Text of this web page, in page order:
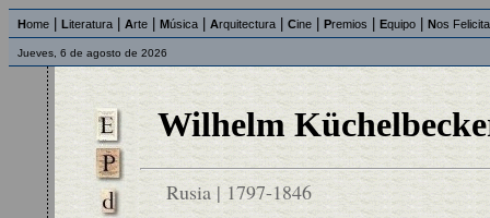
Home Literatura Arte Música Arquitectura Cine Premios Equipo Nos
Jueves, 6 de agosto de 2026
Wilhelm
Rusia | 1797-1846